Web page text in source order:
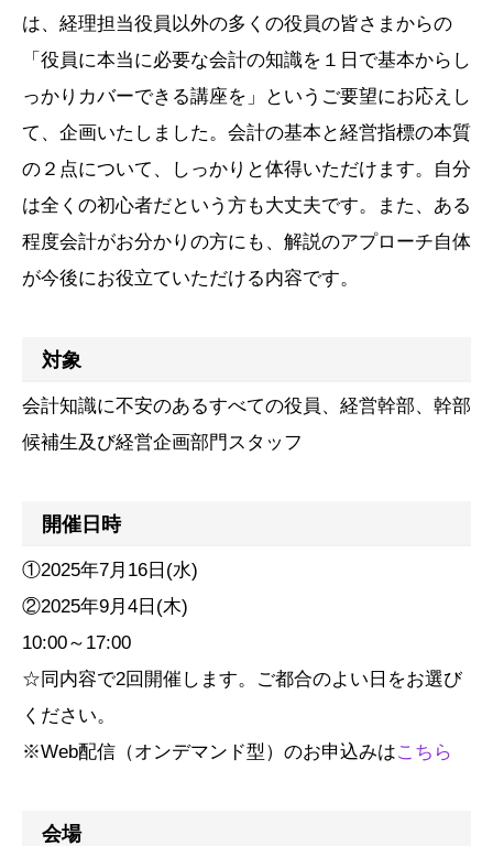
は、経理担当役員以外の多くの役員の皆さまからの
「役員に本当に必要な会計の知識を１日で基本からし
っかりカバーできる講座を」というご要望にお応えし
て、企画いたしました。会計の基本と経営指標の本質
の２点について、しっかりと体得いただけます。自分
は全くの初心者だという方も大丈夫です。また、ある
程度会計がお分かりの方にも、解説のアプローチ自体
が今後にお役立ていただける内容です。
対象
会計知識に不安のあるすべての役員、経営幹部、幹部
候補生及び経営企画部門スタッフ
開催日時
①2025年7月16日(水)
②2025年9月4日(木)
10:00～17:00
☆同内容で2回開催します。ご都合のよい日をお選び
ください。
※Web配信（オンデマンド型）のお申込みはこちら
会場